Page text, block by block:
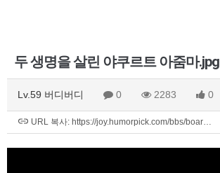
두 생명을 살린 야쿠르트 아줌마.jpg
Lv.59 버디버디 0 2283 0
URL 복사: https://joy.humorpick.com/bbs/boar…